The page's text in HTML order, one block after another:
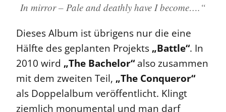
In mirror – Pale and deathly have I become….“
Dieses Album ist übrigens nur die eine
Hälfte des geplanten Projekts „Battle“. In
2010 wird „The Bachelor“also zusammen
mit dem zweiten Teil, „The Conqueror“
als Doppelalbum veröffentlicht. Klingt
ziemlich monumental und man darf